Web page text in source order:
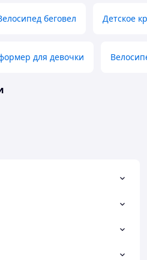
беговел Детское
для девочки